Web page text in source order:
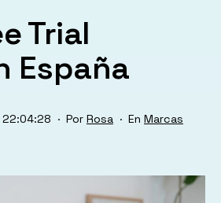
Trial
España
Por Rosa
Categorizado
Marcas